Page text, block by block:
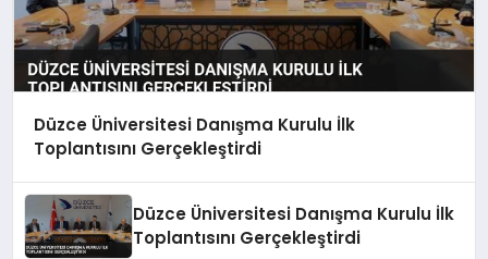
Düzce Üniversitesi Danışma Kurulu İlk
Toplantısını Gerçekleştirdi
Düzce Üniversitesi Danışma Kurulu İlk
Toplantısını Gerçekleştirdi